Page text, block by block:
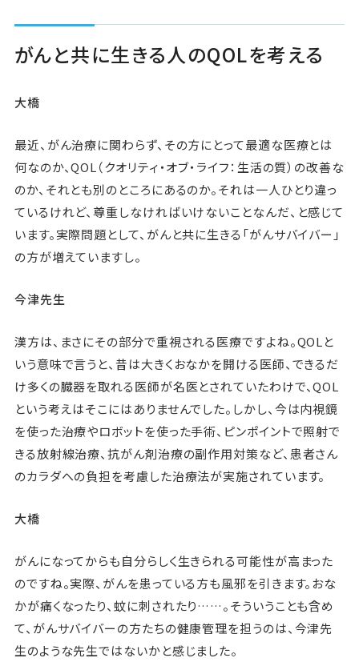
がんと共に生きる人のQOLを考える
大橋
最近、がん治療に関わらず、その方にとって最適な医療とは
何なのか、QOL（クオリティ・オブ・ライフ：生活の質）の改善な
のか、それとも別のところにあるのか。それは一人ひとり違っ
ているけれど、尊重しなければいけないことなんだ、と感じて
います。実際問題として、がんと共に生きる「がんサバイバー」
の方が増えていますし。
今津先生
漢方は、まさにその部分で重視される医療ですよね。QOLと
いう意味で言うと、昔は大きくおなかを開ける医師、できるだ
け多くの臓器を取れる医師が名医とされていたわけで、QOL
という考えはそこにはありませんでした。しかし、今は内視鏡
を使った治療やロボットを使った手術、ピンポイントで照射で
きる放射線治療、抗がん剤治療の副作用対策など、患者さん
のカラダへの負担を考慮した治療法が実施されています。
大橋
がんになってからも自分らしく生きられる可能性が高まった
のですね。実際、がんを患っている方も風邪を引きます。おな
かが痛くなったり、蚊に刺されたり……。そういうことも含め
て、がんサバイバーの方たちの健康管理を担うのは、今津先
生のような先生ではないかと感じました。